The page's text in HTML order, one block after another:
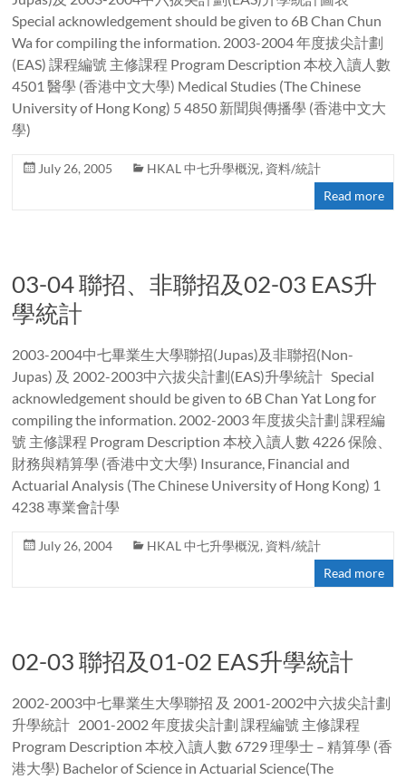
Special acknowledgement should be given to 6B Chan Chun
Wa for compiling the information. 2003-2004 年度拔尖計劃
(EAS) 課程編號 主修課程 Program Description 本校入讀人數
4501 醫學 (香港中文大學) Medical Studies (The Chinese
University of Hong Kong) 5 4850 新聞與傳播學 (香港中文大
學)
July 26, 2005 HKAL 中七升學概況, 資料/統計
Read more
03-04 聯招、非聯招及02-03 EAS升
學統計
2003-2004中七畢業生大學聯招(Jupas)及非聯招(Non-
Jupas) 及 2002-2003中六拔尖計劃(EAS)升學統計 Special
acknowledgement should be given to 6B Chan Yat Long for
compiling the information. 2002-2003 年度拔尖計劃 課程編
號 主修課程 Program Description 本校入讀人數 4226 保險、
財務與精算學 (香港中文大學) Insurance, Financial and
Actuarial Analysis (The Chinese University of Hong Kong) 1
4238 專業會計學
July 26, 2004 HKAL 中七升學概況, 資料/統計
Read more
02-03 聯招及01-02 EAS升學統計
2002-2003中七畢業生大學聯招 及 2001-2002中六拔尖計劃
升學統計 2001-2002 年度拔尖計劃 課程編號 主修課程
Program Description 本校入讀人數 6729 理學士 – 精算學 (香
港大學) Bachelor of Science in Actuarial Science(The